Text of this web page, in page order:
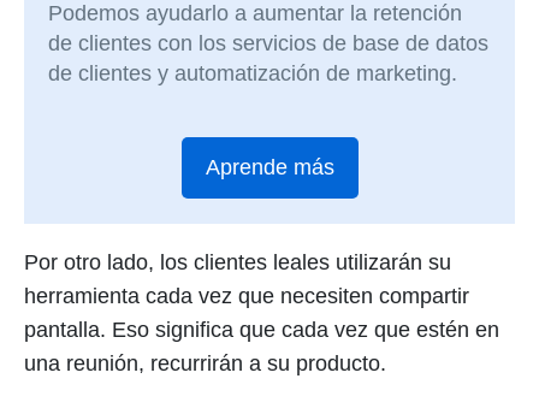
Podemos ayudarlo a aumentar la retención
de clientes con los servicios de base de datos
de clientes y automatización de marketing.
Aprende más
Por otro lado, los clientes leales utilizarán su
herramienta cada vez que necesiten compartir
pantalla. Eso significa que cada vez que estén en
una reunión, recurrirán a su producto.